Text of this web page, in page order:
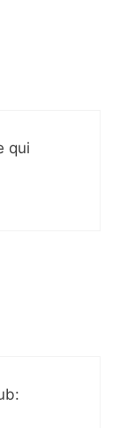
qui